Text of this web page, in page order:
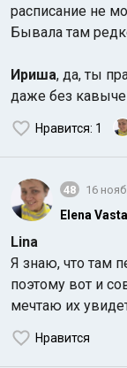
расписание не
Бывала там
Ириша, да, ты
даже без
Нравится: 1
48 16
Elena Vasta
Lina
Я знаю, что там
поэтому вот и
мечтаю их
Нравится